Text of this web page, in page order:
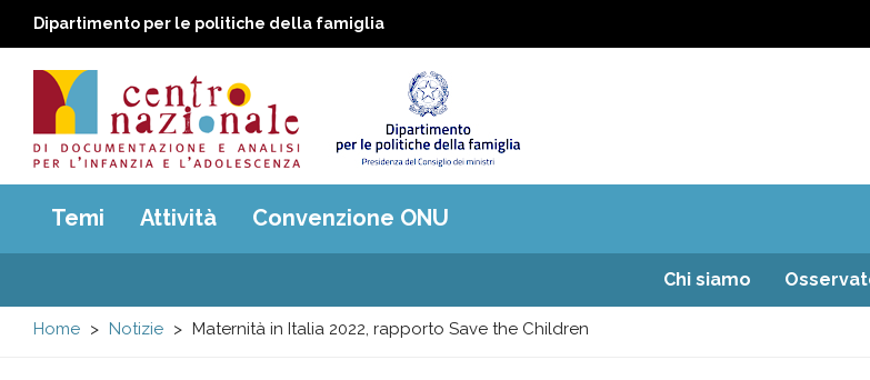
Dipartimento per le politiche della famiglia
Centro
nazionale
di
Main
menu
Temi Attività Convenzione ONU
Chi siamo
Home Notizie Maternità in Italia 2022, rapporto Save the Children